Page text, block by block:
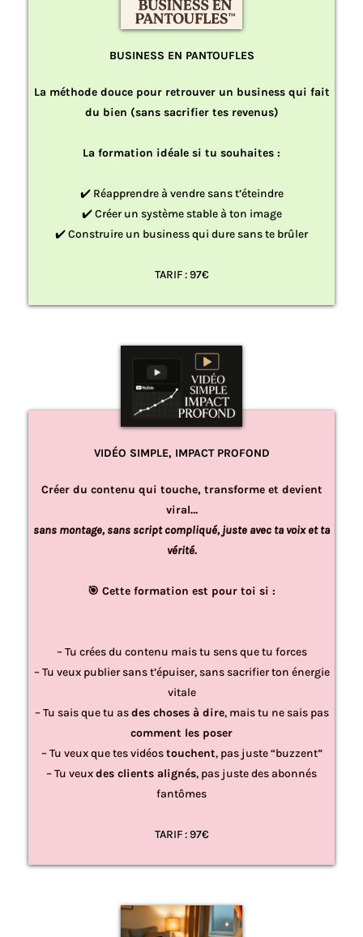
BUSINESS EN PANTOUFLES
La méthode douce pour retrouver un business qui fait
du bien (sans sacrifier tes revenus)
La formation idéale si tu souhaites :
✔️ Réapprendre à vendre sans t’éteindre
✔️ Créer un système stable à ton image
✔️ Construire un business qui dure sans te brûler
TARIF : 97€
VIDÉO SIMPLE, IMPACT PROFOND
Créer du contenu qui touche, transforme et devient
viral…
sans montage, sans script compliqué, juste avec ta voix et ta
vérité.
🎯 Cette formation est pour toi si :
– Tu crées du contenu mais tu sens que tu forces
– Tu veux publier sans t’épuiser, sans sacrifier ton énergie
vitale
– Tu sais que tu asdes choses à dire, mais tu ne sais pas
comment les poser
– Tu veux que tes vidéostouchent, pas juste “buzzent”
– Tu veuxdes clients alignés, pas juste des abonnés
fantômes
TARIF : 97€